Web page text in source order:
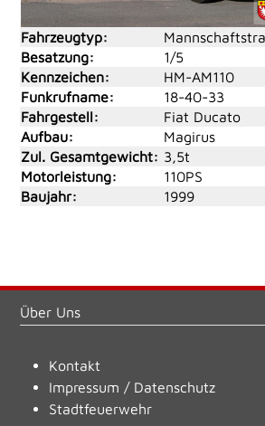
Fahrzeugtyp:
Besatzung:
1/5
Kennzeichen:
HM-AM110
Funkrufname:
18-40-33
Fahrgestell:
Fiat Ducato
Aufbau:
Magirus
Zul. Gesamtgewicht: 3,5t
Motorleistung:
110PS
Baujahr:
1999
Über Uns
Kontakt
Impressum / Datenschutz
Stadtfeuerwehr